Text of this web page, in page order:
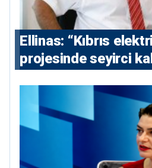
Ellinas: “Kıbrıs
projesinde seyirci